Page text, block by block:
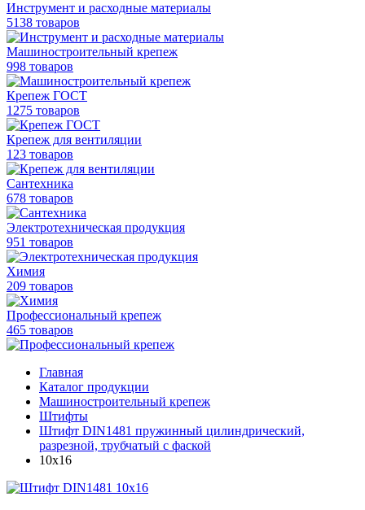
Инструмент и расходные материалы
5138 товаров
Машиностроительный крепеж
998 товаров
Крепеж ГОСТ
1275 товаров
Крепеж для вентиляции
123 товаров
Сантехника
678 товаров
Электротехническая продукция
951 товаров
Химия
209 товаров
Профессиональный крепеж
465 товаров
Главная
Каталог продукции
Машиностроительный крепеж
Штифты
Штифт DIN1481 пружинный цилиндрический,
разрезной, трубчатый с фаской
10х16